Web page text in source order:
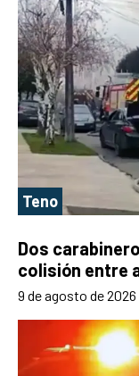
Teno
Dos
colisión entre
9 de agosto de 2026